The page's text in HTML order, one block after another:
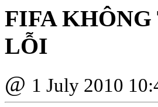
FIFA
LỖI
@ 1 July 2010